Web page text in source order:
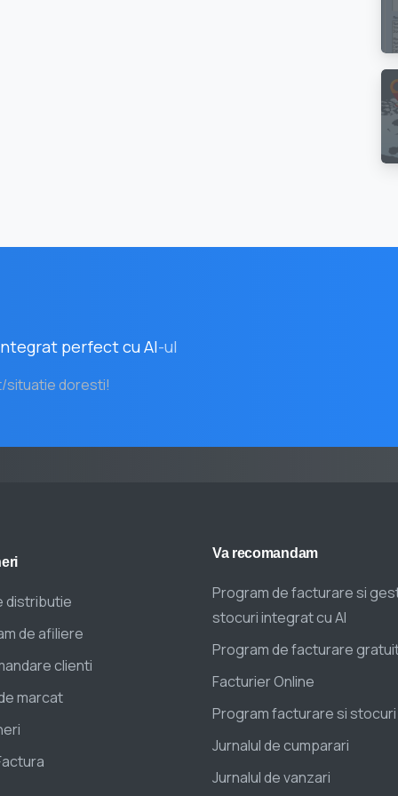
perfect cu AI-ul
situatie doresti!
distributie
de afiliere
clienti
marcat
Va recomandam
Program de facturare si
stocuri integrat cu AI
Program de facturare
Facturier Online
Program facturare si
Jurnalul de cumparari
Jurnalul de vanzari